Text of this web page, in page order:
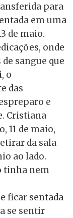
para
em uma
de maio.
onde
sangue que
o
das
e
Cristiana
11 de maio,
da sala
ao lado.
tinha nem
ficar sentada
se sentir